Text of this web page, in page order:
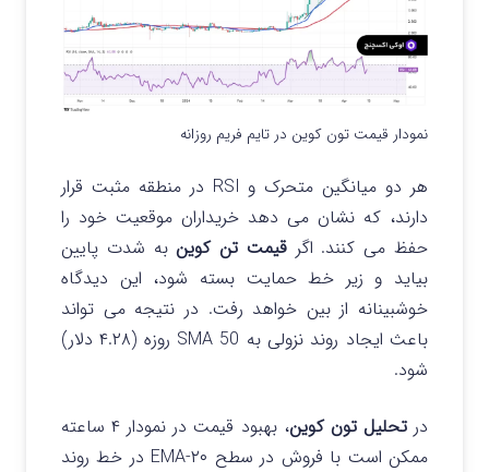
نمودار قیمت تون کوین در تایم فریم روزانه
هر دو میانگین متحرک و RSI در منطقه مثبت قرار
دارند، که نشان می دهد خریداران موقعیت خود را
حفظ می کنند. اگرقیمت تن کوینبه شدت پایین
بیاید و زیر خط حمایت بسته شود، این دیدگاه
خوشبینانه از بین خواهد رفت. در نتیجه می تواند
باعث ایجاد روند نزولی به SMA 50 روزه (۴.۲۸ دلار)
شود.
درتحلیل تون کوین
، بهبود قیمت در نمودار ۴ ساعته
ممکن است با فروش در سطح ۲۰-EMA در خط روند